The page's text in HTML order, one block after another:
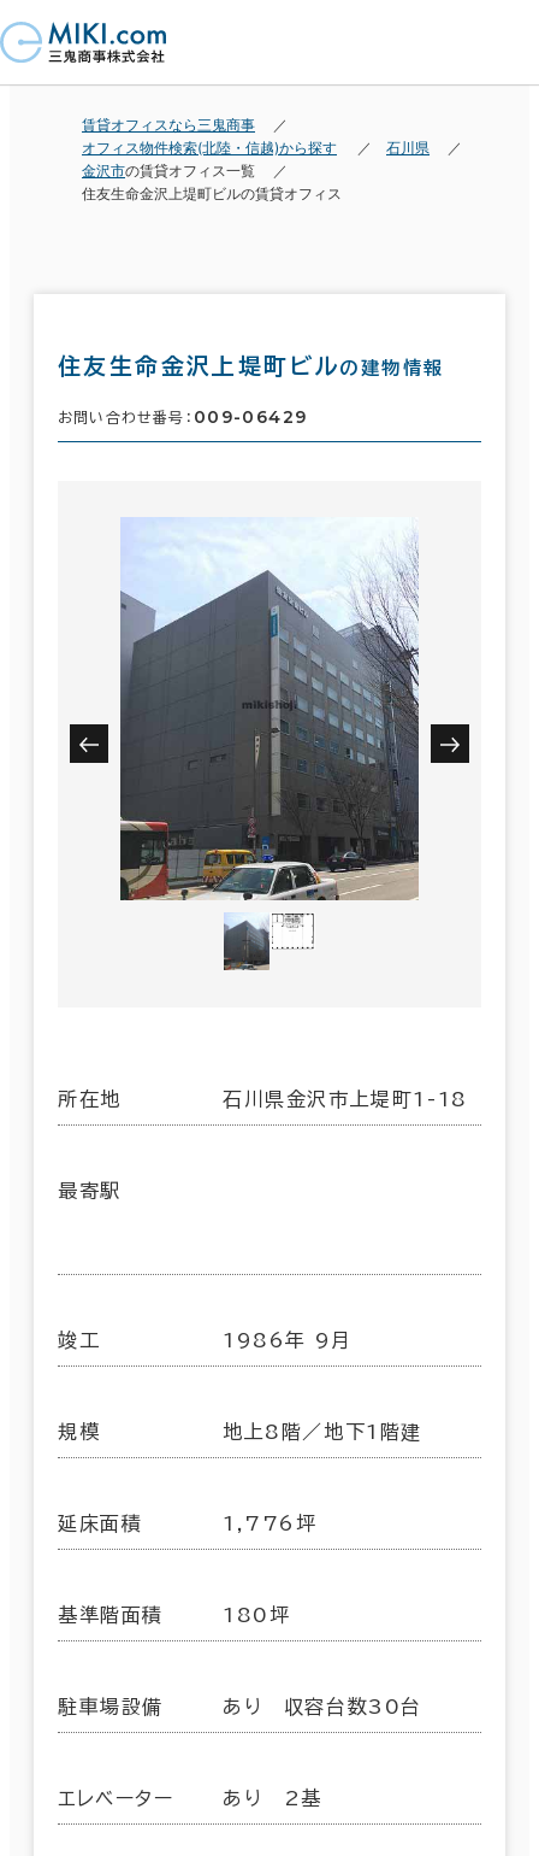
賃貸オフィスなら三鬼商事
オフィス物件検索(北陸・信越)から探す
石川県
金沢市の賃貸オフィス一覧
住友生命金沢上堤町ビルの賃貸オフィス
住友生命金沢上堤町ビル の建物情報
お問い合わせ番号： 009-06429
所在地 石川県金沢市上堤町1-18
最寄駅
竣工 1986年 9月
規模 地上8階／地下1階建
延床面積 1,776坪
基準階面積 180坪
駐車場設備 あり 収容台数30台
エレベーター あり 2基